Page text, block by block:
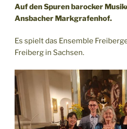
Auf den Spuren barocker
Ansbacher Markgrafenhof.
Es spielt das Ensemble
Freiberg in Sachsen.